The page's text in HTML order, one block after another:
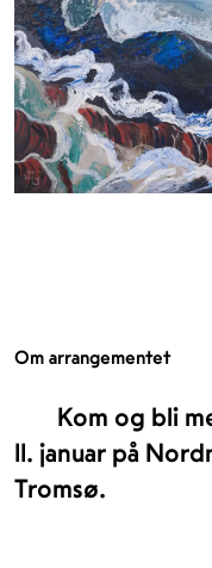
Om arrangementet
Kom og bli
11. januar på
Tromsø.